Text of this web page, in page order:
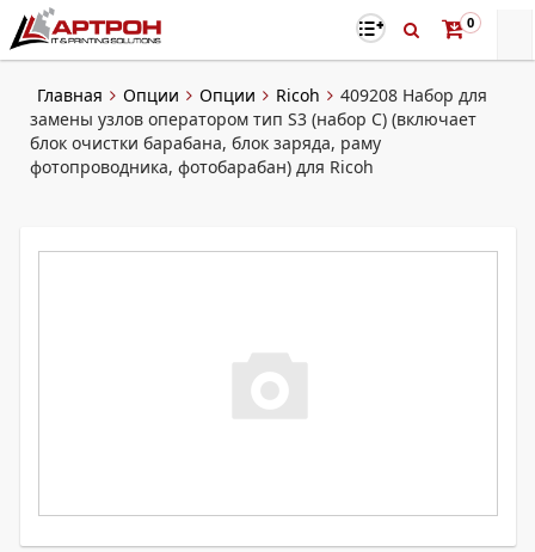
0
Главная Опции Опции Ricoh
409208 Набор для
замены узлов оператором тип S3 (набор C) (включает
блок очистки барабана, блок заряда, раму
фотопроводника, фотобарабан) для Ricoh